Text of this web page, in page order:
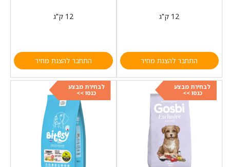
12 ק"ג
התחבר להצגת מחיר
12 ק"ג
התחבר להצגת מחיר
לבחירת מבצע
כנסו >>
לבחירת מבצע
כנסו >>